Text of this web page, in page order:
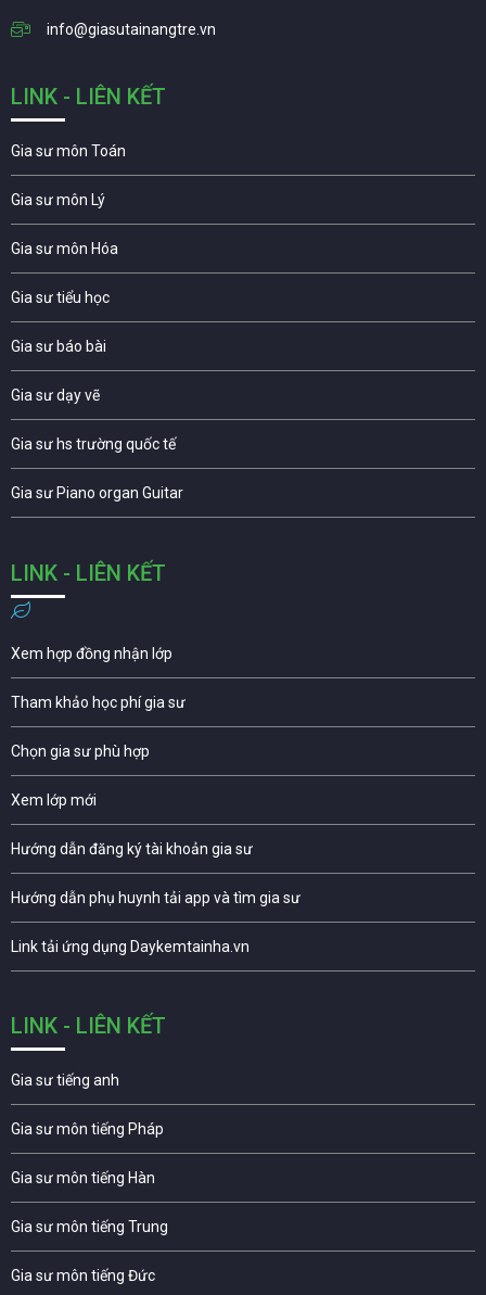
info@giasutainangtre.vn
LINK - LIÊN KẾT
Gia sư môn Toán
Gia sư môn Lý
Gia sư môn Hóa
Gia sư tiểu học
Gia sư báo bài
Gia sư dạy vẽ
Gia sư hs trường quốc tế
Gia sư Piano organ Guitar
LINK - LIÊN KẾT
Xem hợp đồng nhận lớp
Tham khảo học phí gia sư
Chọn gia sư phù hợp
Xem lớp mới
Hướng dẫn đăng ký tài khoản gia sư
Hướng dẫn phụ huynh tải app và tìm gia sư
Link tải ứng dụng Daykemtainha.vn
LINK - LIÊN KẾT
Gia sư tiếng anh
Gia sư môn tiếng Pháp
Gia sư môn tiếng Hàn
Gia sư môn tiếng Trung
Gia sư môn tiếng Đức